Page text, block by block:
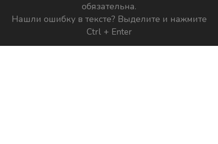
обязательна.
Нашли ошибку в тексте? Выделите и нажмите
Ctrl + Enter